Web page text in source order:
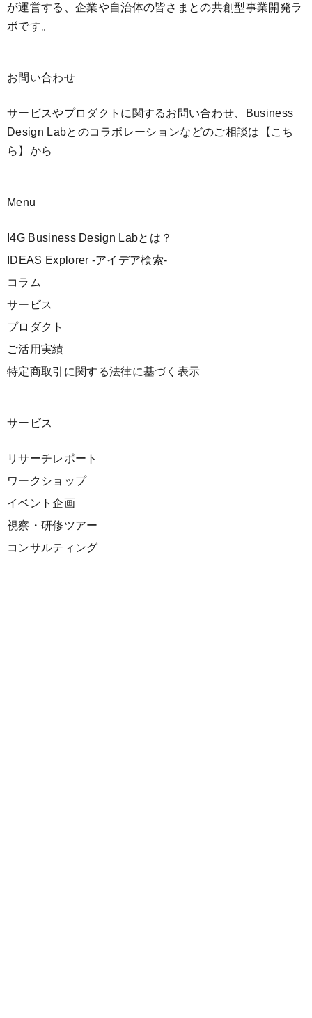
が運営する、企業や自治体の皆さまとの共創型事業開発ラ
ボです。
お問い合わせ
サービスやプロダクトに関するお問い合わせ、Business
Design Labとのコラボレーションなどのご相談は 【こち
ら】 から
Menu
I4G Business Design Labとは？
IDEAS Explorer -アイデア検索-
コラム
サービス
プロダクト
ご活用実績
特定商取引に関する法律に基づく表示
サービス
リサーチレポート
ワークショップ
イベント企画
視察・研修ツアー
コンサルティング